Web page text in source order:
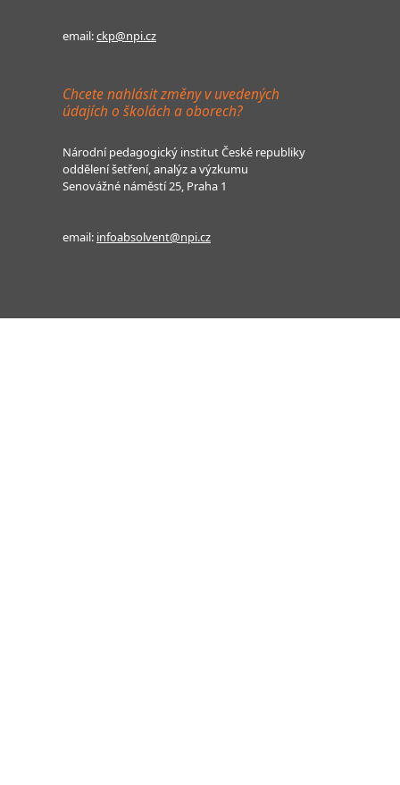
email:ckp@npi.cz
Chcete nahlásit změny v uvedených
údajích o školách a oborech?
Národní pedagogický institut České republiky
oddělení šetření, analýz a výzkumu
Senovážné náměstí 25, Praha 1
email: infoabsolvent@npi.cz